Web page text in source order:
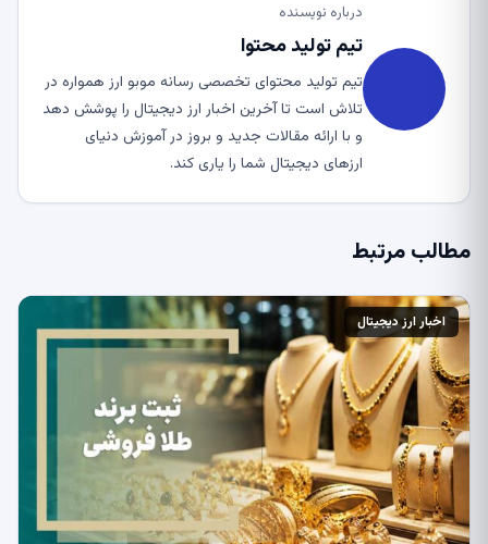
درباره نویسنده
تیم تولید محتوا
تیم تولید محتوای تخصصی رسانه موبو ارز همواره در
تلاش است تا آخرین اخبار ارز دیجیتال را پوشش دهد
و با ارائه مقالات جدید و بروز در آموزش دنیای
ارزهای دیجیتال شما را یاری کند.
مطالب مرتبط
اخبار ارز دیجیتال